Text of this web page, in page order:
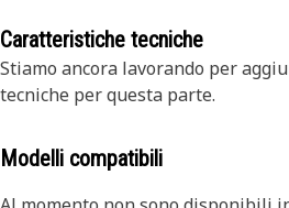
Caratteristiche tecniche
Stiamo ancora lavorando per
tecniche per questa parte.
Modelli compatibili